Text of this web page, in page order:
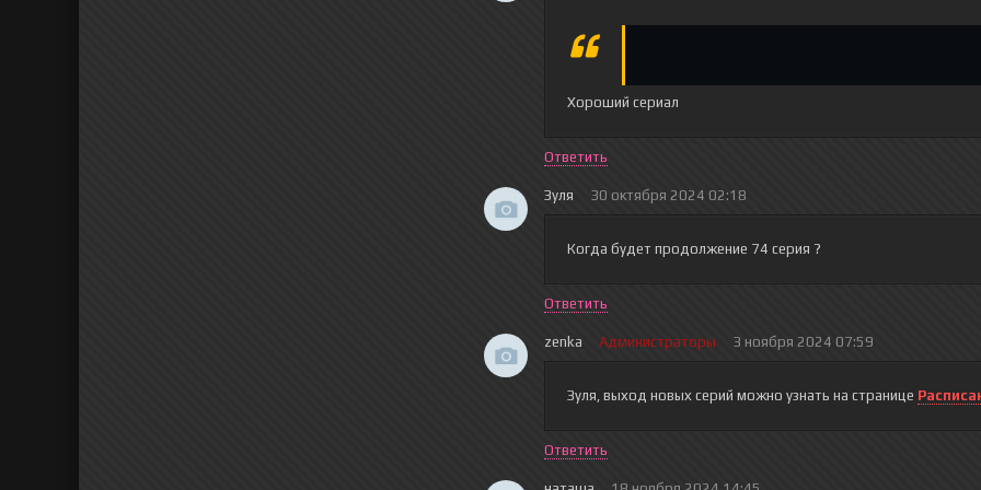
Хороший сериал
Ответить
Зуля 30 октября 2024 02:18
Когда будет продолжение 74 серия ?
Ответить
zenka Администраторы 3 ноября 2024 07:59
Зуля, выход новых серий можно узнать на странице
Ответить